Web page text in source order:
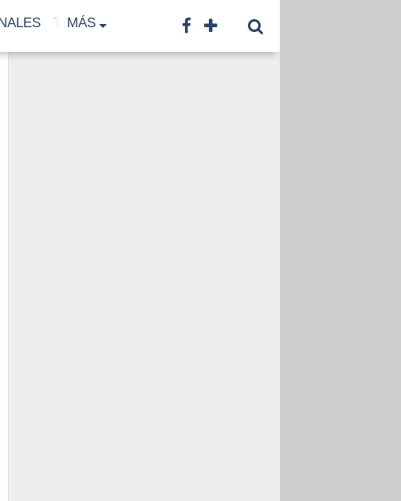
TF TNA CONTACTO
MÁS